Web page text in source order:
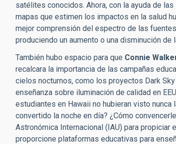
satélites conocidos. Ahora, con la ayuda de
mapas que estimen los impactos en la salud
mejor comprensión del espectro de las
produciendo un aumento o una disminución de
También hubo espacio para que Connie
recalcara la importancia de las campañas
cielos nocturnos, como los proyectos Dark
enseñanza sobre iluminación de calidad en
estudiantes en Hawaii no hubieran visto nunca
convertido la noche en día? ¿Cómo
Astronómica Internacional (IAU) para
proporcione plataformas educativas para